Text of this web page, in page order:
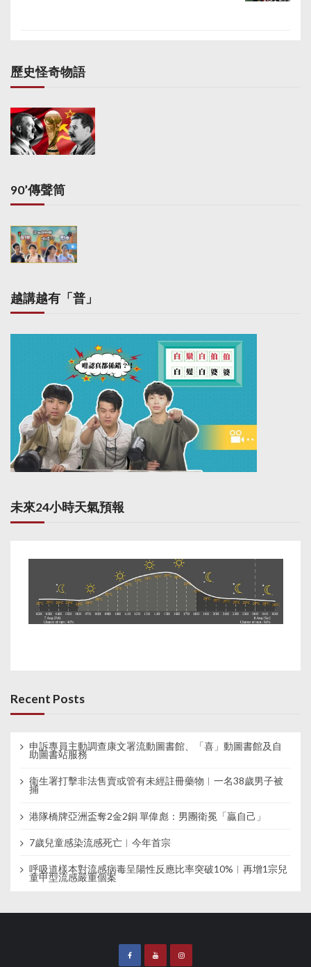
歷史怪奇物語
90’傳聲筒
越講越有「普」
未來24小時天氣預報
Recent Posts
申訴專員主動調查康文署流動圖書館、「喜」動圖書館及自
助圖書站服務
衞生署打擊非法售賣或管有未經註冊藥物︱一名38歲男子被
捕
港隊橋牌亞洲盃奪2金2銅 單偉彪：男團衛冕「贏自己」
7歲兒童感染流感死亡︱今年首宗
呼吸道樣本對流感病毒呈陽性反應比率突破10%︱再增1宗兒
童甲型流感嚴重個案